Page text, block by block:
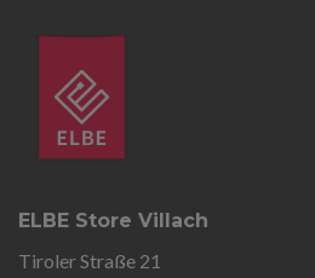
ELBE Store Villach
Tiroler Straße 21